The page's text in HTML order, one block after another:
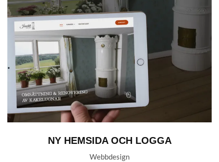
NY HEMSIDA OCH LOGGA
Webbdesign